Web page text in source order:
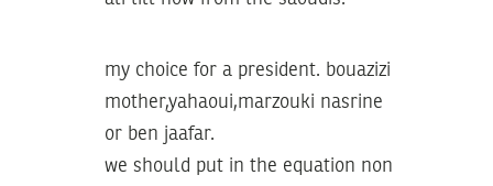
my choice for a president. bouazizi
mother,yahaoui,marzouki nasrine
or ben jaafar.
we should put in the equation non